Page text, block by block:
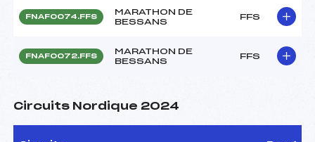
FNAF0074.FFS
MARATHON DE
BESSANS
FFS
FNAF0072.FFS
MARATHON DE
BESSANS
FFS
Circuits Nordique 2024